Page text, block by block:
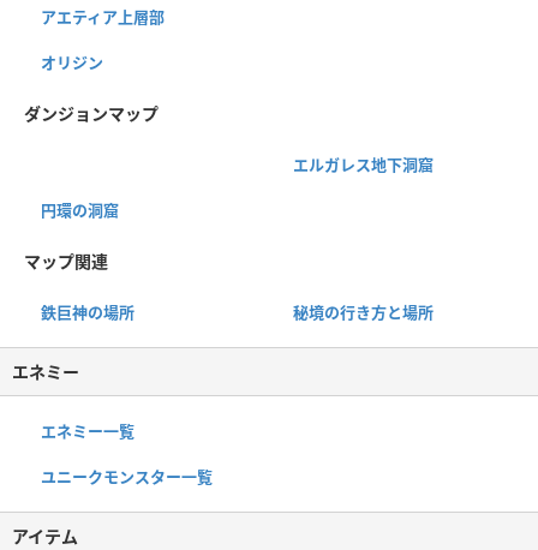
アエティア上層部
オリジン
ダンジョンマップ
エルガレス地下洞窟
円環の洞窟
マップ関連
鉄巨神の場所 秘境の行き方と場所
エネミー
エネミー一覧
ユニークモンスター一覧
アイテム